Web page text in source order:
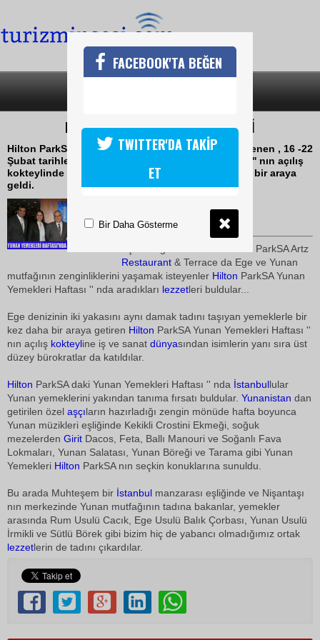
HİLTON PARKSA'DA YUNAN YEMEKLERİ
Hilton ParkSA Artz Restaurant & Terrace da düzenlenen , 16 -22
Şubat tarihleri arasındaki Yunan Yemekleri Haftası '' nın açılış
kokteylinde iş ve sanat dünyasının önemli isimleri bir araya
geldi.
TURİZMİN SESİ
ParkSA Artz
Restaurant & Terrace da Ege ve Yunan
mutfağının zenginliklerini yaşamak isteyenler  Hilton ParkSA Yunan
Yemekleri Haftası '' nda aradıkları lezzetleri buldular...
Ege denizinin iki yakasını aynı damak tadını taşıyan yemeklerle bir
kez daha bir araya getiren  Hilton ParkSA Yunan Yemekleri Haftası ''
nın açılış kokteyline iş ve sanat dünyasından isimlerin yanı sıra üst
düzey bürokratlar da katıldılar.
Hilton ParkSA daki Yunan Yemekleri Haftası '' nda İstanbullular
Yunan yemeklerini yakından tanıma fırsatı buldular. Yunanistan dan
getirilen özel aşçıların hazırladığı zengin mönüde hafta boyunca
Yunan müzikleri eşliğinde Kekikli Crostini Ekmeği, soğuk
mezelerden Girit Dacos, Feta, Ballı Manouri ve Soğanlı Fava
Lokmaları, Yunan Salatası, Yunan Böreği ve Tarama gibi Yunan
Yemekleri Hilton ParkSA nın seçkin konuklarına sunuldu.
Bu arada Muhteşem bir İstanbul manzarası eşliğinde ve Nişantaşı
nın merkezinde Yunan mutfağının tadına bakanlar, yemekler
arasında Rum Usulü Cacık, Ege Usulü Balık Çorbası, Yunan Usulü
İrmikli ve Sütlü Börek gibi bizim hiç de yabancı olmadığımız ortak
lezzetlerin de tadını çıkardılar.
FACEBOOK'TA BEĞEN
TWITTER'DA TAKİP
ET
Bir Daha Gösterme